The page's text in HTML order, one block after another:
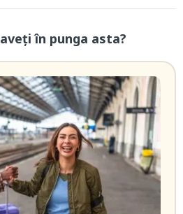
în punga asta?